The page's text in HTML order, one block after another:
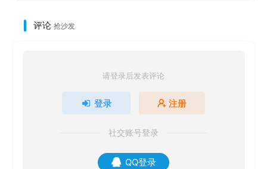
评论 抢沙发
请登录后发表评论
登录 注册
社交账号登录
QQ登录